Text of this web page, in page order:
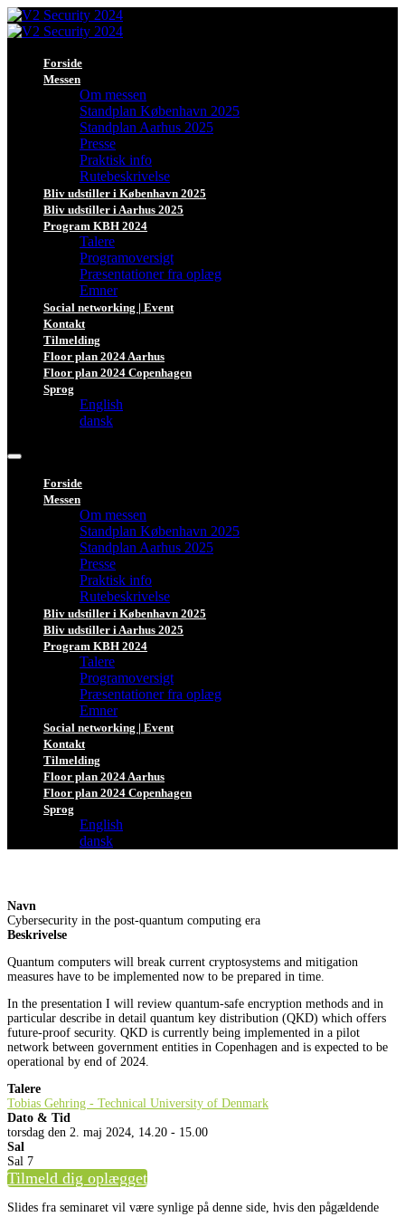
Forside
Messen
Om messen
Standplan København 2025
Standplan Aarhus 2025
Presse
Praktisk info
Rutebeskrivelse
Bliv udstiller i København 2025
Bliv udstiller i Aarhus 2025
Program KBH 2024
Talere
Programoversigt
Præsentationer fra oplæg
Emner
Social networking | Event
Kontakt
Tilmelding
Floor plan 2024 Aarhus
Floor plan 2024 Copenhagen
Sprog
English
dansk
Forside
Messen
Om messen
Standplan København 2025
Standplan Aarhus 2025
Presse
Praktisk info
Rutebeskrivelse
Bliv udstiller i København 2025
Bliv udstiller i Aarhus 2025
Program KBH 2024
Talere
Programoversigt
Præsentationer fra oplæg
Emner
Social networking | Event
Kontakt
Tilmelding
Floor plan 2024 Aarhus
Floor plan 2024 Copenhagen
Sprog
English
dansk
Navn
Cybersecurity in the post-quantum computing era
Beskrivelse
Quantum computers will break current cryptosystems and mitigation
measures have to be implemented now to be prepared in time.
In the presentation I will review quantum-safe encryption methods and in
particular describe in detail quantum key distribution (QKD) which offers
future-proof security. QKD is currently being implemented in a pilot
network between government entities in Copenhagen and is expected to be
operational by end of 2024.
Talere
Tobias Gehring - Technical University of Denmark
Dato & Tid
torsdag den 2. maj 2024, 14.20 - 15.00
Sal
Sal 7
Tilmeld dig oplægget
Slides fra seminaret vil være synlige på denne side, hvis den pågældende